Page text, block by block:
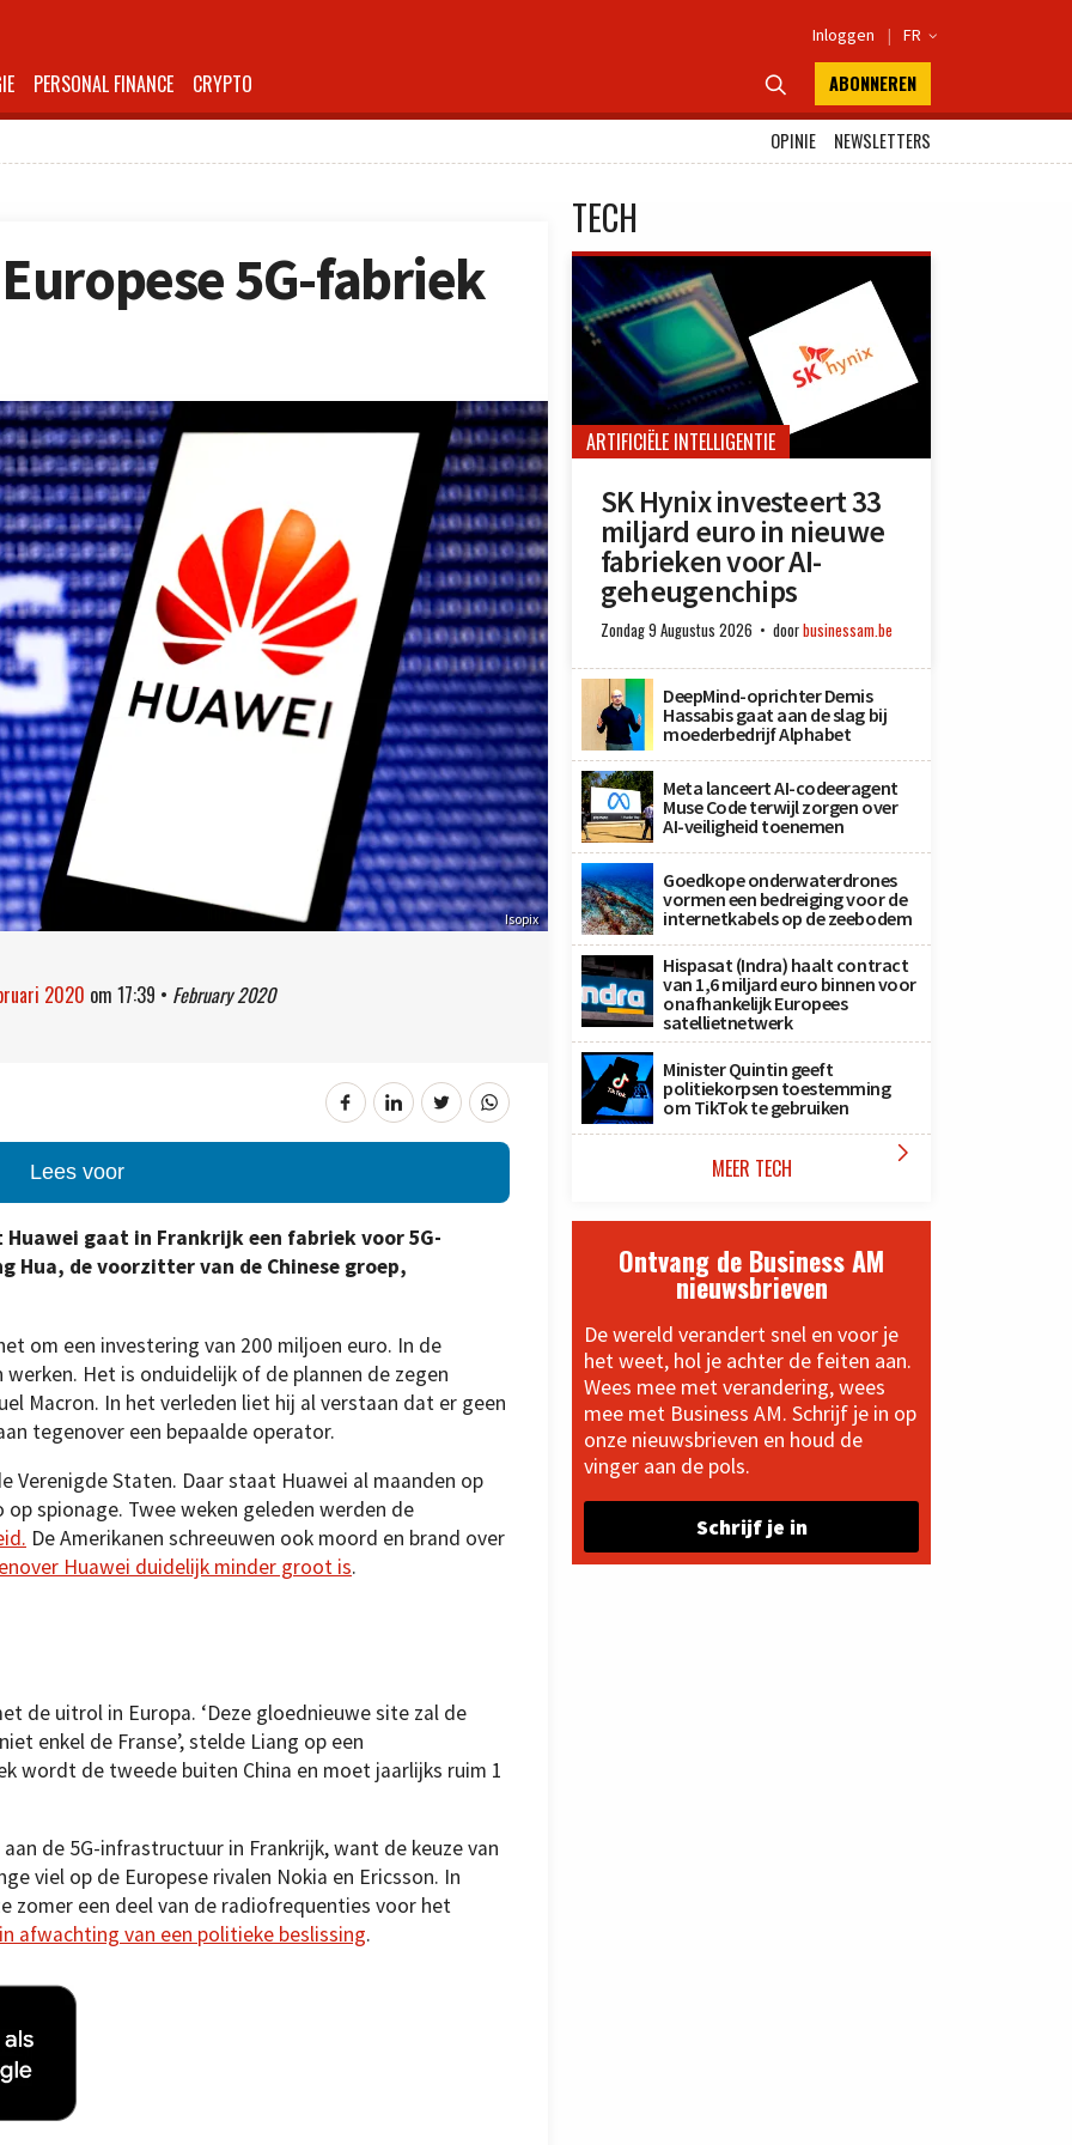
Inloggen | FR 
PERSONAL FINANCE CRYPTO  ABONNEREN
OPINIE
NEWSLETTERS
5G-fabriek
Isopix
2020 om 17:39 • February 2020
Lees voor
gaat in Frankrijk een fabriek voor 5G-
Hua, de voorzitter van de Chinese groep,
om een investering van 200 miljoen euro. In de
Het is onduidelijk of de plannen de zegen
Macron. In het verleden liet hij al verstaan dat er geen
tegenover een bepaalde operator.
Verenigde Staten. Daar staat Huawei al maanden op
op spionage. Twee weken geleden werden de
De Amerikanen schreeuwen ook moord en brand over
Huawei duidelijk minder groot is.
de uitrol in Europa. ‘Deze gloednieuwe site zal de
enkel de Franse’, stelde Liang op een
wordt de tweede buiten China en moet jaarlijks ruim 1
de 5G-infrastructuur in Frankrijk, want de keuze van
viel op de Europese rivalen Nokia en Ericsson. In
zomer een deel van de radiofrequenties voor het
in afwachting van een politieke beslissing.
TECH
ARTIFICIËLE INTELLIGENTIE
SK Hynix investeert 33
miljard euro in nieuwe
fabrieken voor AI-
geheugenchips
Zondag 9 Augustus 2026 doorbusinessam.be
DeepMind-oprichter Demis
Hassabis gaat aan de slag bij
moederbedrijf Alphabet
Meta lanceert AI-codeeragent
Muse Code terwijl zorgen over
AI-veiligheid toenemen
Goedkope onderwaterdrones
vormen een bedreiging voor de
internetkabels op de zeebodem
Hispasat (Indra) haalt contract
van 1,6 miljard euro binnen voor
onafhankelijk Europees
satellietnetwerk
Minister Quintin geeft
politiekorpsen toestemming
om TikTok te gebruiken
MEER TECH 
Ontvang de Business AM
nieuwsbrieven
De wereld verandert snel en voor je
het weet, hol je achter de feiten aan.
Wees mee met verandering, wees
mee met Business AM. Schrijf je in op
onze nieuwsbrieven en houd de
vinger aan de pols.
Schrijf je in